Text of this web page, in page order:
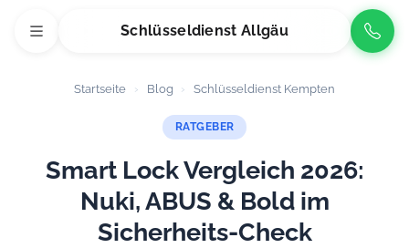
Schlüsseldienst Allgäu
Startseite › Blog › Schlüsseldienst Kempten
RATGEBER
Smart Lock Vergleich 2026:
Nuki, ABUS & Bold im
Sicherheits-Check